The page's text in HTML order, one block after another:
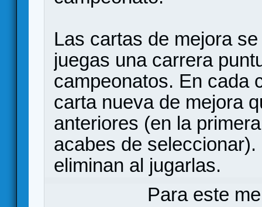
Las cartas de mejora
juegas una carrera
campeonatos. En cada
carta nueva de mejora
anteriores (en la
acabes de
eliminan al jugarlas.
Para este